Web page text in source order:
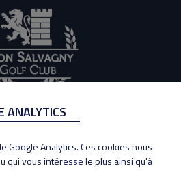
ADRESSE
La Tour de Salvagny
: 04 78 48 88 48
ANALYTICS
Google Analytics. Ces cookies nous
qui vous intéresse le plus ainsi qu'à